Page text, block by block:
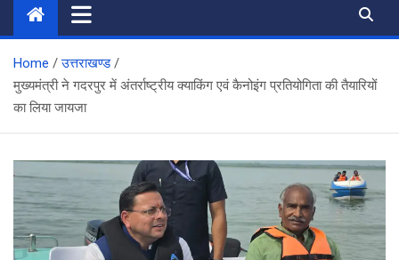
Home
उत्तराखण्ड
मुख्यमंत्री ने गदरपुर में अंतर्राष्ट्रीय क्याकिंग एवं कैनोइंग प्रतियोगिता की तैयारियों
का लिया जायजा